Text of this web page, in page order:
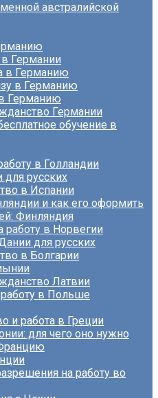
австралийской
в Германии
в Германию
в Германию
Германию
Германии
обучение в
в Голландии
для русских
в Испании
и как его оформить
Финляндия
работу в Норвегии
для русских
в Болгарии
Латвии
в Польше
и работа в Греции
для чего оно нужно
на работу во